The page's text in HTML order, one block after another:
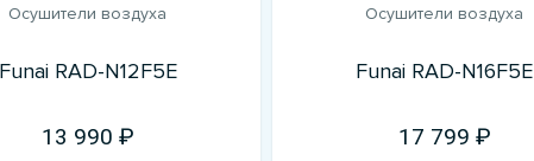
Осушители воздуха
RAD-N12F5E
13 990
Осушители воздуха
Funai RAD-N16F5E
17 799